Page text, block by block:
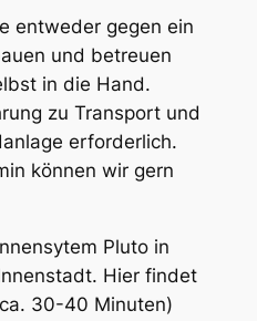
entweder gegen ein
und betreuen
in die Hand.
zu Transport und
erforderlich.
können wir gern
Pluto in
Hier findet
30-40 Minuten)